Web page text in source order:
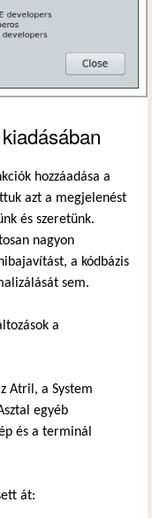
hozzáadása a
azt a megjelenést
és szeretünk.
nagyon
a kódbázis
sem.
a
Atril, a System
egyéb
és a terminál
át: